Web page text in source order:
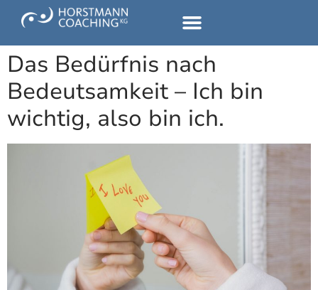
Das Bedürfnis nach
Bedeutsamkeit – Ich bin
wichtig, also bin ich.